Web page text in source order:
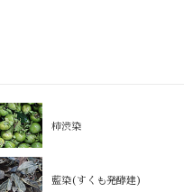
柿渋染
藍染(すくも発酵建)